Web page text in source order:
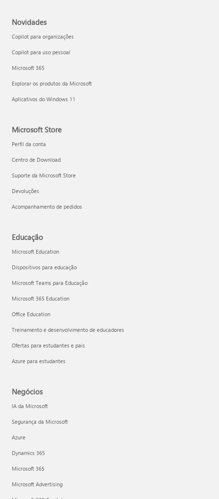
Novidades
Copilot para organizações
Copilot para uso pessoal
Microsoft 365
Explorar os produtos da Microsoft
Aplicativos do Windows 11
Microsoft Store
Perfil da conta
Centro de Download
Suporte da Microsoft Store
Devoluções
Acompanhamento de pedidos
Educação
Microsoft Education
Dispositivos para educação
Microsoft Teams para Educação
Microsoft 365 Education
Office Education
Treinamento e desenvolvimento de educadores
Ofertas para estudantes e pais
Azure para estudantes
Negócios
IA da Microsoft
Segurança da Microsoft
Azure
Dynamics 365
Microsoft 365
Microsoft Advertising